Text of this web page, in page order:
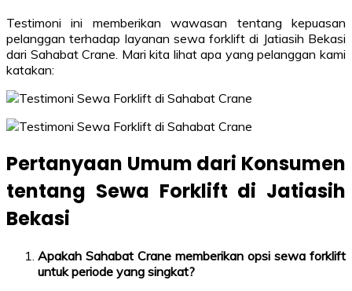
Testimoni ini memberikan wawasan tentang kepuasan
pelanggan terhadap layanan sewa forklift di Jatiasih Bekasi
dari Sahabat Crane. Mari kita lihat apa yang pelanggan kami
katakan:
Pertanyaan Umum dari Konsumen
tentang Sewa Forklift di Jatiasih
Bekasi
Apakah Sahabat Crane memberikan opsi sewa forklift
untuk periode yang singkat?